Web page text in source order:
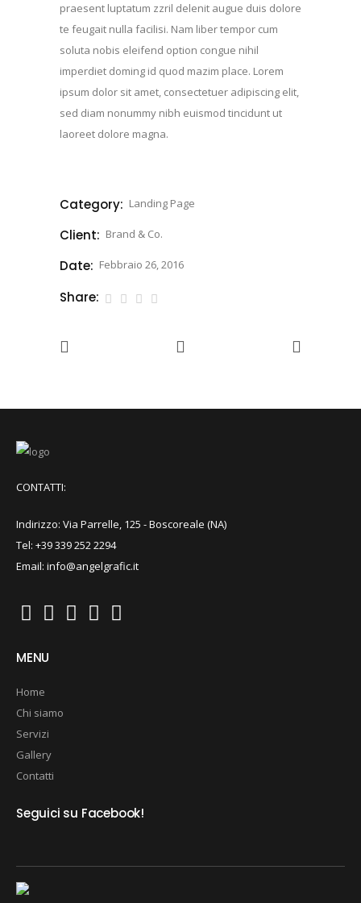
praesent luptatum zzril delenit augue duis dolore
te feugait nulla facilisi. Nam liber tempor cum
soluta nobis eleifend option congue nihil
imperdiet doming id quod mazim place. Lorem
ipsum dolor sit amet, consectetuer adipiscing elit,
sed diam nonummy nibh euismod tincidunt ut
laoreet dolore magna.
Category: Landing Page
Client: Brand & Co.
Date: Febbraio 26, 2016
Share:
CONTATTI:
Indirizzo: Via Parrelle, 125 - Boscoreale (NA)
Tel: +39 339 252 2294
Email: info@angelgrafic.it
MENU
Home
Chi siamo
Servizi
Gallery
Contatti
Seguici su Facebook!